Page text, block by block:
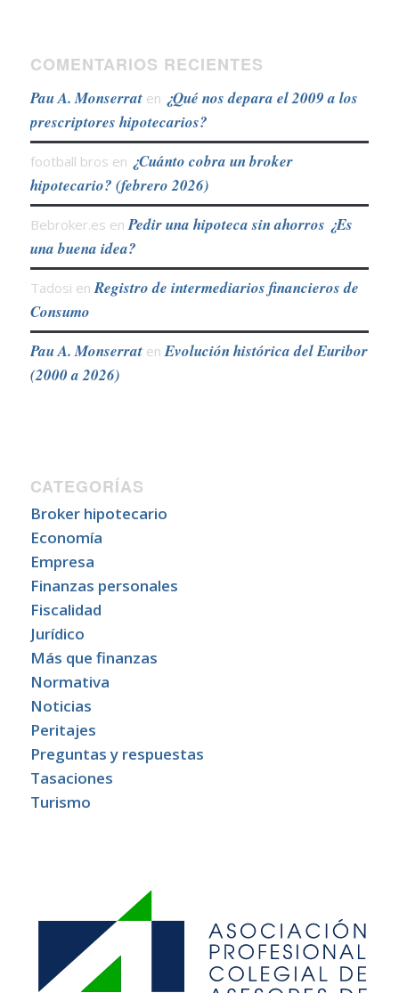
COMENTARIOS RECIENTES
Pau A. Monserraten ¿Qué nos depara el 2009 a los
prescriptores hipotecarios?
football bros en ¿Cuánto cobra un broker
hipotecario? (febrero 2026)
Bebroker.es en Pedir una hipoteca sin ahorros ¿Es
una buena idea?
Tadosi en Registro de intermediarios financieros de
Consumo
Pau A. Monserraten Evolución histórica del Euribor
(2000 a 2026)
CATEGORÍAS
Broker hipotecario
Economía
Empresa
Finanzas personales
Fiscalidad
Jurídico
Más que finanzas
Normativa
Noticias
Peritajes
Preguntas y respuestas
Tasaciones
Turismo